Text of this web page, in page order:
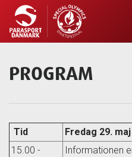
Skip
to
content
PROGRAM
Tid
Fredag 29. maj
15.00 -
Informationen